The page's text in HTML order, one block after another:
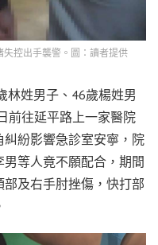
控出手襲警。圖：讀者提供
林姓男子、46歲楊姓男
前往延平路上一家醫院
紛影響急診室安寧，院
等人竟不願配合，期間
及右手肘挫傷，快打部